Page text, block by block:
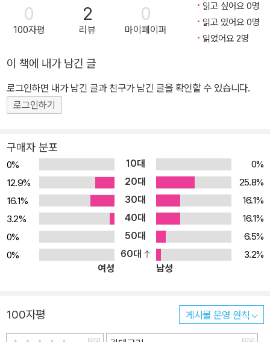
에 《황색인黃色い人》을 발표했다. 그리고 백색인으로 1955년 제3
3회 아쿠타가와상을 수상한다. 《아덴까지》의 작품 의식을 기반으로
한 《신의 아이(백색인) 신들의 아이(황색인)》 역시 엔도가 유럽과 동
양의 종교문화의 차이로부터 겪은 방황, 갈등의 요소를 그대로 투영
상을 수상했다. 1996년 타계하기 전까지 여러 차례 노벨문학상 후보
에 올랐으며, 종교소설과 통속소설의 차이를 무너뜨린 20세기 문학
묵》, 《예수의 생애》,《내가 버린 여자》, 《깊은 강》, 《사해 부근에서》,
《바다와 독약》, 《그리스도의 탄생》 등 다수가 있으며 1996년 9월 2
9일 서거. 東京 府中市 가톨릭 묘지에 잠들어 있다.
0
100자평
2
리뷰
0
마이페이퍼
읽고 싶어요 0명
읽고 있어요 0명
읽었어요 2명
이 책에 내가 남긴 글
로그인하면 내가 남긴 글과 친구가 남긴 글을 확인할 수 있습니다.
로그인하기
구매자 분포
0% 10대
0%
12.9%
20대
25.8%
16.1%
30대
16.1%
3.2%
40대
16.1%
0%
50대
6.5%
0%
60대
3.2%
여성
남성
100자평 게시물 운영 원칙